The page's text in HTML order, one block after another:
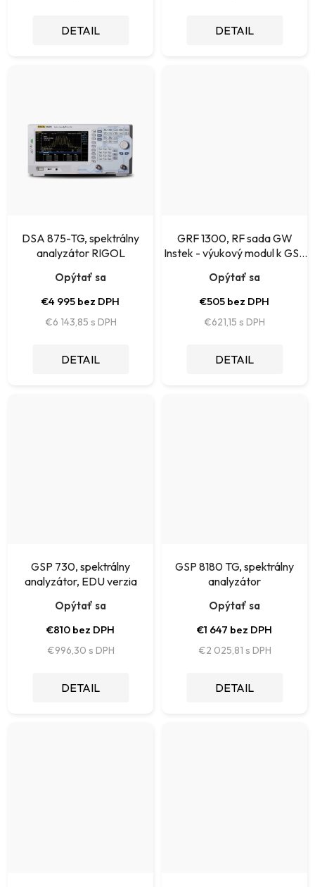
DETAIL DETAIL
DSA 875-TG, spektrálny
analyzátor RIGOL
Opýtať sa
€4 995 bez DPH
€6 143,85
DETAIL
GRF 1300, RF sada GW
Instek - výukový modul k GSP
Opýtať sa
€505 bez DPH
€621,15
DETAIL
GSP 730, spektrálny
analyzátor, EDU verzia
Opýtať sa
€810 bez DPH
€996,30
DETAIL
GSP 8180 TG, spektrálny
analyzátor
Opýtať sa
€1 647 bez DPH
€2 025,81
DETAIL